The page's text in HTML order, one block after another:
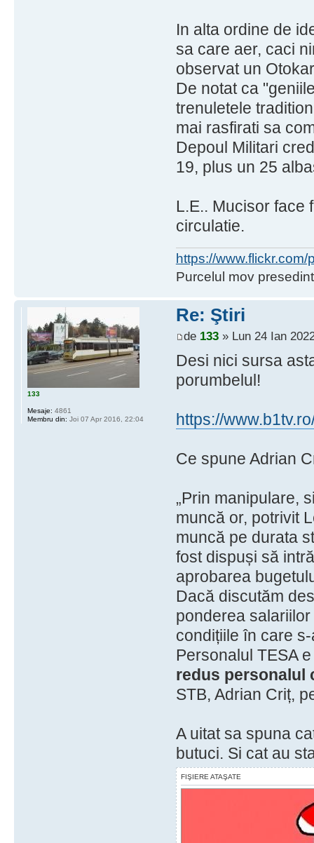
In alta ordine de
sa care aer, caci
observat un
De notat ca
trenuletele
mai rasfirati sa
Depoul Militari
19, plus un 25
L.E.. Mucisor face
circulatie.
https://
Purcelul mov
Re: Ştiri
de 133» Lun 24 Ian
Desi nici sursa
porumbelul!
https://
Ce spune Adrian
„Prin manipulare,
muncă or, potrivit
muncă pe durata
fost dispuși să
aprobarea
Dacă discutăm
ponderea
condițiile în care
Personalul TESA
redus personalul
STB, Adrian Criț,
A uitat sa spuna
butuci. Si cat au
FIŞIERE ATAŞATE
133
Mesaje: 4861
Membru din: Joi 07 Apr 2016, 22:04